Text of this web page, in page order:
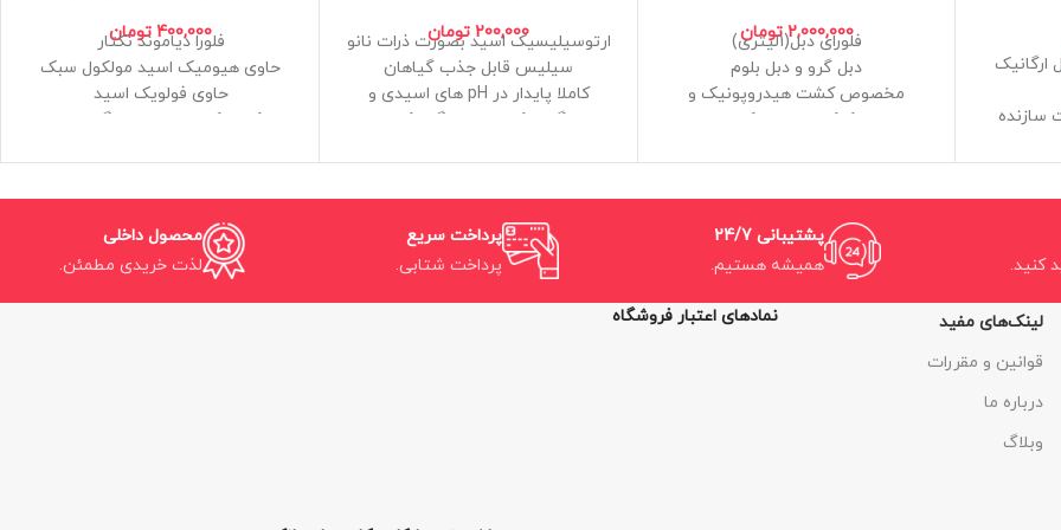
ارگانیک
و دقت
ارگانیک
2,000,000 تومانفلورای دبل(1لیتری)
دبل گرو و دبل بلوم
مخصوص کشت هیدروپونیک و
کوکوپیت و خاک
دقیق
ساخت ایران
200,000 تومان
ارتوسیلیسیک اسید بصورت ذرات نانو
سیلیس قابل جذب گیاهان
کاملا پایدار در pH های اسیدی و
سازگار با کلسیم و دیگر ترکیبات
شاد
تامین سیلیسیم گیاهان
حجم 250 میلی لیتر
ارسال پستی
400,000 تومان
فلورا دیاموند نکتار
حاوی هیومیک اسید مولکول سبک
حاوی فولویک اسید
کلات کننده عناصر سنگین در
محصول داخلی
لذت خریدی مطمئن.
پرداخت سریع
پرداخت شتابی.
پشتیبانی 24/7
همیشه هستیم.
کنید.
لینک‌های مفید
قوانین و مقررات
درباره ما
وبلاگ
نمادهای اعتبار فروشگاه